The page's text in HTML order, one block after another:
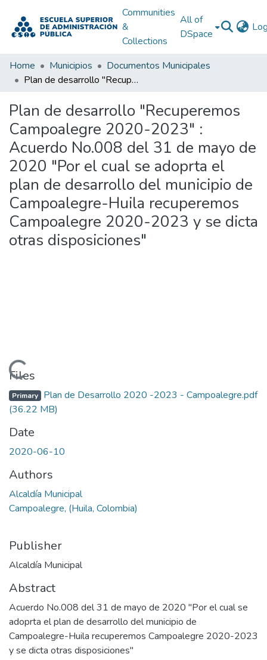
Communities
&
Collections
All of
DSpace
Home Municipios
Documentos Municipales
Plan de desarrollo "Recuperemos Campoalegre 2020-2023" : Acuerdo No.008 del 31 de mayo de 2020 "Por el cual se adoprta el plan de desarrollo del municipio de Campoalegre-Huila recuperemos Campoalegre 2020-2023 y se dicta otras disposiciones"
Plan de desarrollo "Recuperemos
Campoalegre 2020-2023" :
Acuerdo No.008 del 31 de mayo de
2020 "Por el cual se adoprta el
plan de desarrollo del municipio de
Campoalegre-Huila recuperemos
Campoalegre 2020-2023 y se dicta
otras disposiciones"
Loading...
Files
Primary Plan de Desarrollo 2020 -2023 - Campoalegre.pdf
(36.22 MB)
Date
2020-06-10
Authors
Alcaldía Municipal
Campoalegre, (Huila, Colombia)
Publisher
Alcaldía Municipal
Abstract
Acuerdo No.008 del 31 de mayo de 2020 "Por el cual se
adoprta el plan de desarrollo del municipio de
Campoalegre-Huila recuperemos Campoalegre 2020-2023
y se dicta otras disposiciones"